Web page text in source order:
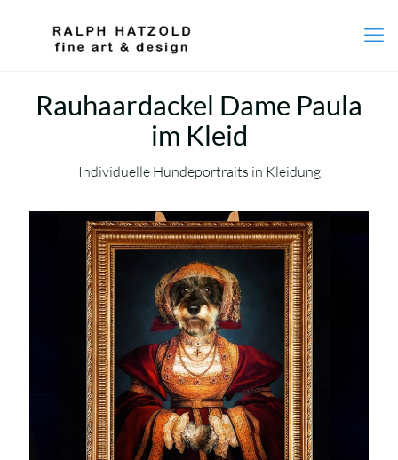
Rauhaardackel Dame Paula
im Kleid
Individuelle Hundeportraits in Kleidung